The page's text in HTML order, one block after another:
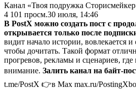
Канал «Твоя подружка
4 101 просм.30 июля, 14:46
В PostX можно создать пост с
открывается только после
видит начало истории, вовлекается
чтобы дочитать. Такой формат
прогревов, рекламы и сценариев,
внимание. Залить канал на байт-
t.me/PostX 👉в Max max.ru/